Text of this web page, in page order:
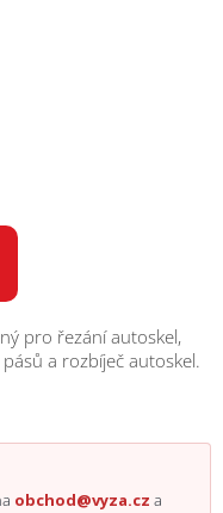
pro řezání autoskel,
a rozbíječ autoskel.
obchod@vyza.cz a